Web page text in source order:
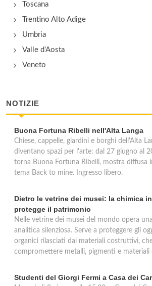
Toscana
Trentino Alto Adige
Umbria
Valle d'Aosta
Veneto
NOTIZIE
Buona Fortuna Ribelli nell'Alta Langa
Chiese, cappelle, giardini e borghi dell'Alta
diventano spazi per l'arte: dal 27 giugno al
torna Buona Fortuna Ribelli, mostra diffusa
tema Back to mine. Ingresso libero.
Dietro le vetrine dei musei: la chimica
protegge il patrimonio
Nelle vetrine dei musei del mondo opera
analitica silenziosa. Serve a proteggere gli
organici rilasciati dai materiali costruttivi,
compromettere metalli, pigmenti e materiali
Studenti del Giorgi Fermi a Casa dei